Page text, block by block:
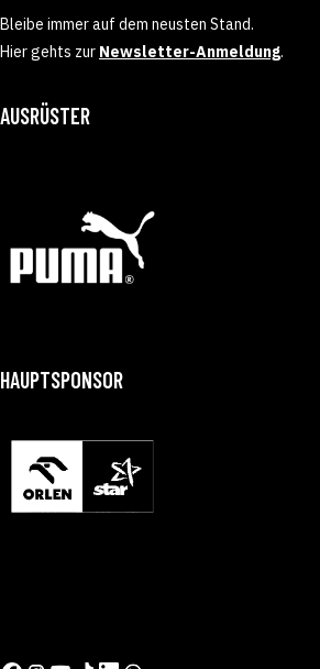
Bleibe immer auf dem neusten Stand.
Hier gehts zur Newsletter-Anmeldung.
AUSRÜSTER
HAUPTSPONSOR